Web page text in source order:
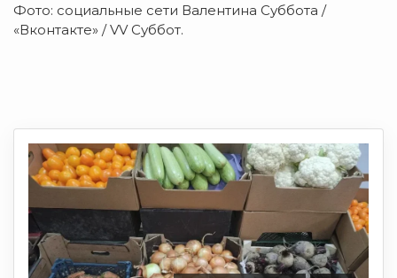
Фото: социальные сети Валентина Суббота /
«Вконтакте» / VV Суббот.